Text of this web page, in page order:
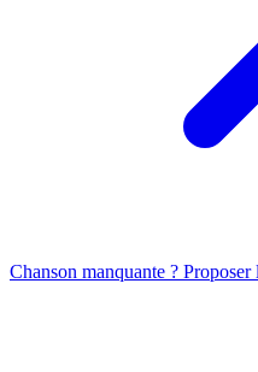
Chanson manquante ? Proposer